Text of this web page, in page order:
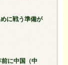
に戦う準備が
に中国（中